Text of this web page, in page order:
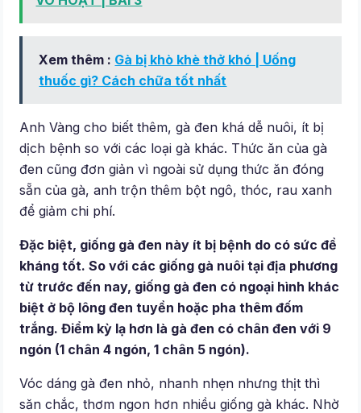
Xem thêm : Gà bị khò khè thở khó | Uống
thuốc gì? Cách chữa tốt nhất
Anh Vàng cho biết thêm, gà đen khá dễ nuôi, ít bị
dịch bệnh so với các loại gà khác. Thức ăn của gà
đen cũng đơn giản vì ngoài sử dụng thức ăn đóng
sẵn của gà, anh trộn thêm bột ngô, thóc, rau xanh
để giảm chi phí.
Đặc biệt, giống gà đen này ít bị bệnh do có sức đề
kháng tốt. So với các giống gà nuôi tại địa phương
từ trước đến nay, giống gà đen có ngoại hình khác
biệt ở bộ lông đen tuyền hoặc pha thêm đốm
trắng. Điểm kỳ lạ hơn là gà đen có chân đen với 9
ngón (1 chân 4 ngón, 1 chân 5 ngón).
Vóc dáng gà đen nhỏ, nhanh nhẹn nhưng thịt thì
săn chắc, thơm ngon hơn nhiều giống gà khác. Nhờ